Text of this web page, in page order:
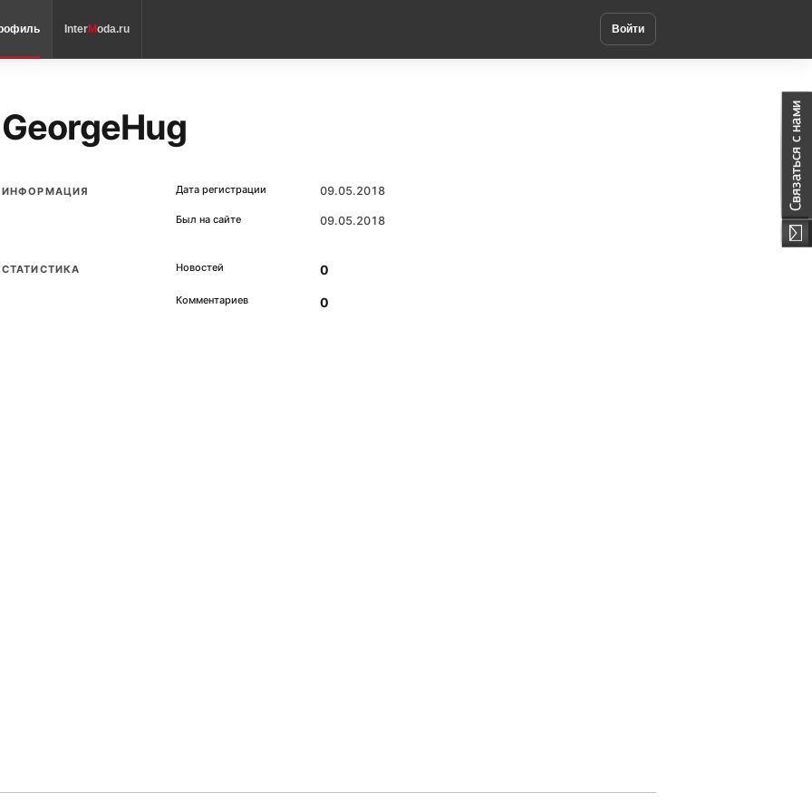
InterModa.ru Войти
GeorgeHug
ИНФОРМАЦИЯ Дата регистрации 09.05.2018
Был на сайте 09.05.2018
СТАТИСТИКА Новостей 0
Комментариев 0